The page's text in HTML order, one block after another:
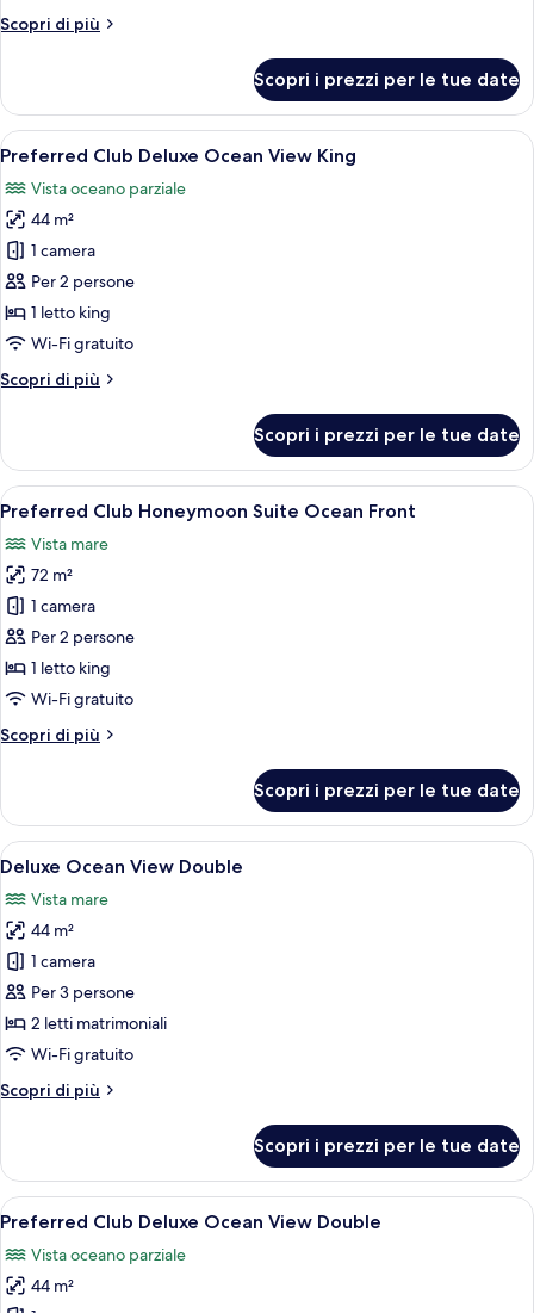
King
Scopri di più
Altri
Suite
Ocean
View
Scopri i prezzi per le tue date
Apri
tutte
le
foto
per
Preferred
Club
Deluxe
View
Camera d'albergo con un ampio
6
Preferred Club Deluxe Ocean View King
Vista oceano parziale
44 m²
1 camera
Per 2 persone
1 letto king
Wi-Fi gratuito
Scopri di più
Altri
Club
Deluxe
Ocean
King
Scopri i prezzi per le tue date
Apri
tutte
le
foto
per
Preferred
Club
Honeymoon
Ocean
Una coppia in accappatoio bianco
8
Preferred Club Honeymoon Suite Ocean Front
Vista mare
72 m²
1 camera
Per 2 persone
1 letto king
Wi-Fi gratuito
Scopri di più
Altri
Club
Honeymoon
Suite
Front
Scopri i prezzi per le tue date
Apri
tutte
le
foto
per
Deluxe
Ocean
View
Una camera d'albergo con due letti,
6
Deluxe Ocean View Double
Vista mare
44 m²
1 camera
Per 3 persone
2 letti matrimoniali
Wi-Fi gratuito
Scopri di più
Altri
Ocean
View
Double
Scopri i prezzi per le tue date
Apri
tutte
le
foto
Una camera d'albergo con due letti,
7
Preferred Club Deluxe Ocean View Double
Vista oceano parziale
44 m²